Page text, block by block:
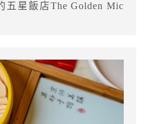
五星飯店The Golden Mic